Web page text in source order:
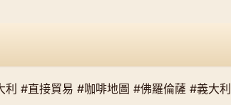
#直接貿易 #咖啡地圖 #佛羅倫薩 #義大利